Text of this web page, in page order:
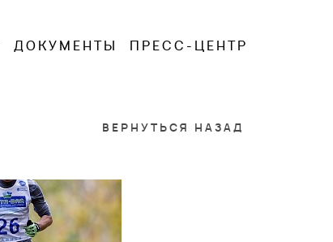
ДОКУМЕНТЫ ПРЕСС-ЦЕНТР
ВЕРНУТЬСЯ НАЗАД